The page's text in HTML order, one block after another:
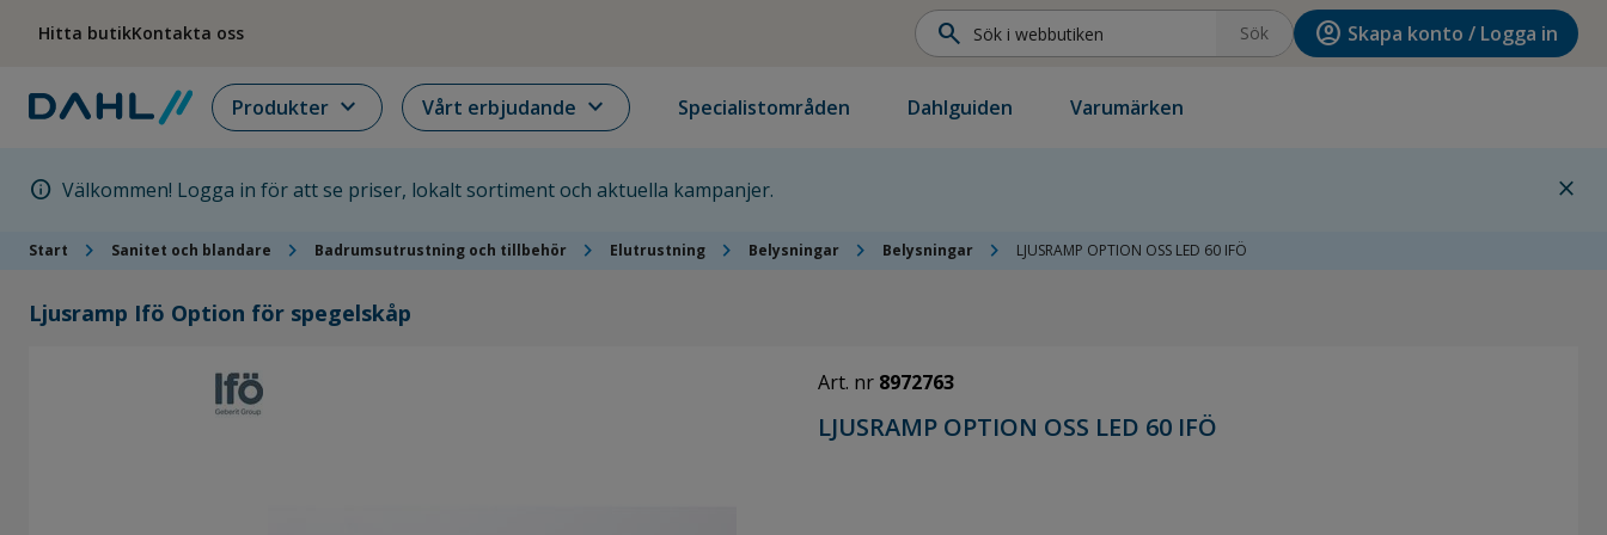
Hitta butikKontakta oss search Sök account_circle Skapa konto / Logga in
Produkter expand_more Vårt erbjudande expand_more Specialistområden Dahlguiden Varumärken
info Välkommen! Logga in för att se priser, lokalt sortiment och aktuella kampanjer. close
Start chevron_right Sanitet och blandare chevron_right Badrumsutrustning och tillbehör chevron_right Elutrustning chevron_right Belysningar chevron_right Belysningar chevron_right LJUSRAMP OPTION OSS LED 60 IFÖ
Ljusramp Ifö Option för spegelskåp
Art. nr 8972763
LJUSRAMP OPTION OSS LED 60 IFÖ